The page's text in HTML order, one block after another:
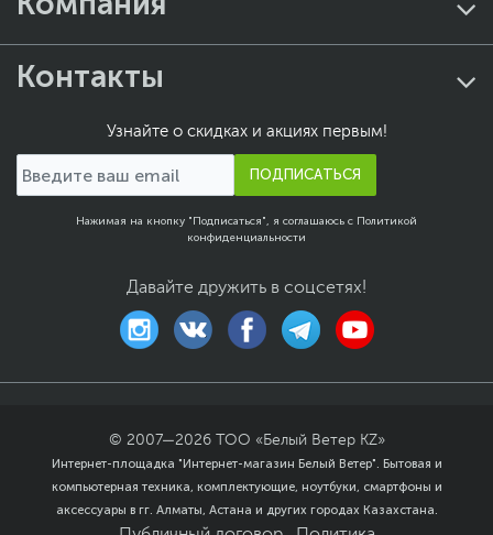
Контакты
Узнайте о скидках и акциях первым!
ПОДПИСАТЬСЯ
Нажимая на кнопку "Подписаться", я соглашаюсь с Политикой
конфиденциальности
Давайте дружить в соцсетях!
© 2007—2026
ТОО «Белый Ветер KZ»
Интернет-площадка "Интернет-магазин Белый Ветер". Бытовая и
компьютерная техника, комплектующие, ноутбуки, смартфоны и
аксессуары в гг. Алматы, Астана и других городах Казахстана.